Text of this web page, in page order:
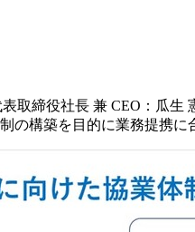
締役社長 兼 CEO：瓜生
構築を目的に業務提携に